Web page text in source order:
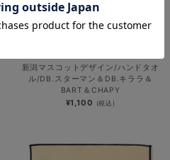
新潟マスコットデザイン/ハンドタオ
ル/DB.スターマン＆DB.キララ＆
BART＆CHAPY
¥1,100 (税込)